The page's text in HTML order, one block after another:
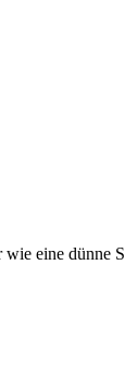
eine dünne